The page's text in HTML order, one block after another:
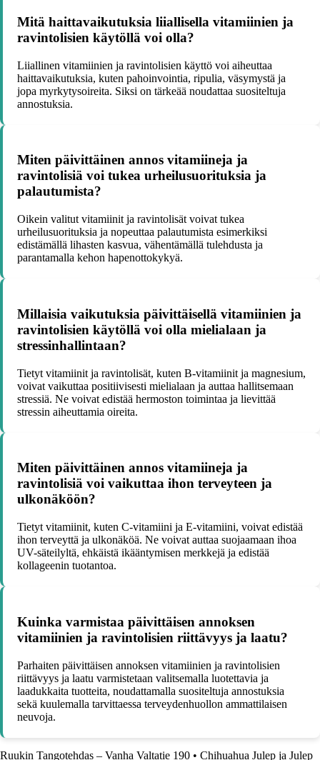
Mitä haittavaikutuksia liiallisella vitamiinien ja
ravintolisien käytöllä voi olla?
Liiallinen vitamiinien ja ravintolisien käyttö voi aiheuttaa
haittavaikutuksia, kuten pahoinvointia, ripulia, väsymystä ja
jopa myrkytysoireita. Siksi on tärkeää noudattaa suositeltuja
annostuksia.
Miten päivittäinen annos vitamiineja ja
ravintolisiä voi tukea urheilusuorituksia ja
palautumista?
Oikein valitut vitamiinit ja ravintolisät voivat tukea
urheilusuorituksia ja nopeuttaa palautumista esimerkiksi
edistämällä lihasten kasvua, vähentämällä tulehdusta ja
parantamalla kehon hapenottokykyä.
Millaisia vaikutuksia päivittäisellä vitamiinien ja
ravintolisien käytöllä voi olla mielialaan ja
stressinhallintaan?
Tietyt vitamiinit ja ravintolisät, kuten B-vitamiinit ja magnesium,
voivat vaikuttaa positiivisesti mielialaan ja auttaa hallitsemaan
stressiä. Ne voivat edistää hermoston toimintaa ja lievittää
stressin aiheuttamia oireita.
Miten päivittäinen annos vitamiineja ja
ravintolisiä voi vaikuttaa ihon terveyteen ja
ulkonäköön?
Tietyt vitamiinit, kuten C-vitamiini ja E-vitamiini, voivat edistää
ihon terveyttä ja ulkonäköä. Ne voivat auttaa suojaamaan ihoa
UV-säteilyltä, ehkäistä ikääntymisen merkkejä ja edistää
kollageenin tuotantoa.
Kuinka varmistaa päivittäisen annoksen
vitamiinien ja ravintolisien riittävyys ja laatu?
Parhaiten päivittäisen annoksen vitamiinien ja ravintolisien
riittävyys ja laatu varmistetaan valitsemalla luotettavia ja
laadukkaita tuotteita, noudattamalla suositeltuja annostuksia
sekä kuulemalla tarvittaessa terveydenhuollon ammattilaisen
neuvoja.
Ruukin Tangotehdas – Vanha Valtatie 190 • Chihuahua Julep ja Julep